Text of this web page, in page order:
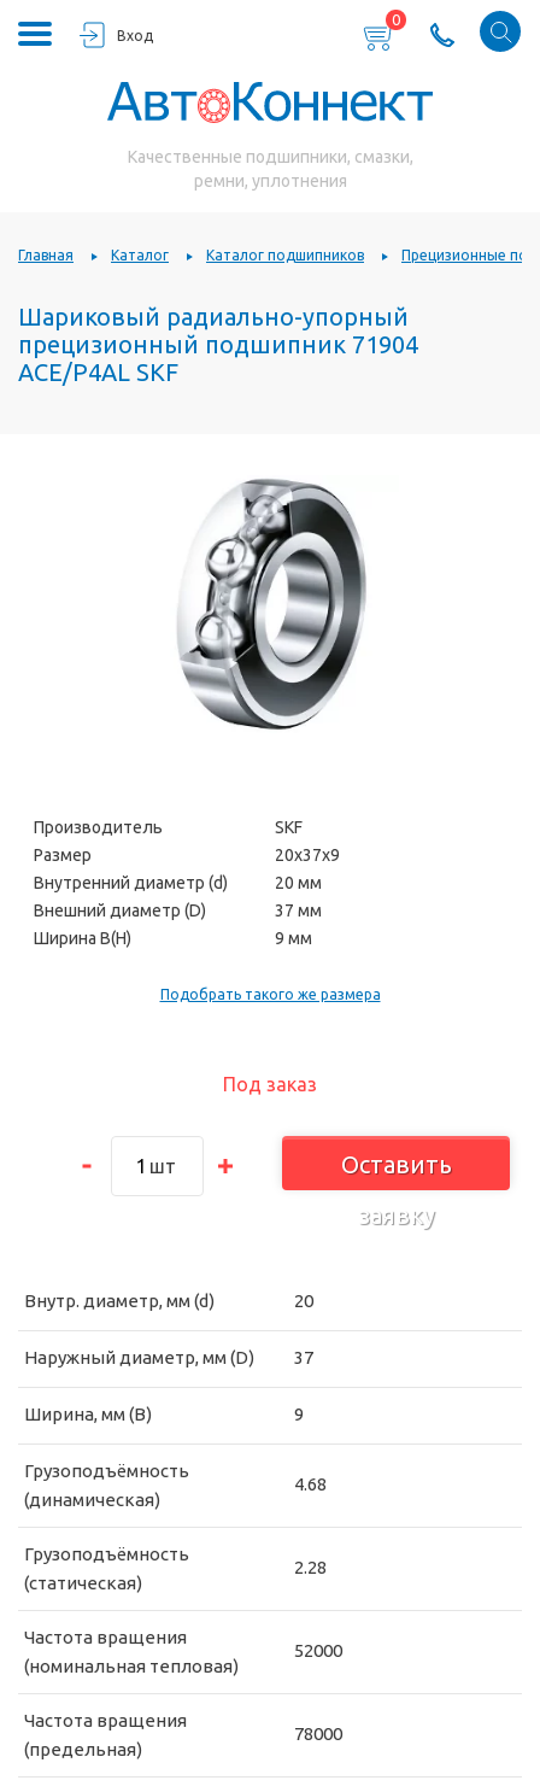
Вход
0
Качественные подшипники, смазки,
ремни, уплотнения
Главная Каталог Каталог подшипников Прецизионные
Шариковый радиально-упорный
прецизионный подшипник 71904
ACE/P4AL SKF
Под заказ
шт
Оставить
заявку
Производитель
SKF
Размер
20х37х9
Внутренний диаметр (d)
20 мм
Внешний диаметр (D)
37 мм
Ширина В(H)
9 мм
Подобрать такого же размера
Внутр. диаметр, мм (d) 20
Наружный диаметр, мм (D) 37
Ширина, мм (B) 9
Грузоподъёмность
(динамическая)
4.68
Грузоподъёмность
(статическая)
2.28
Частота вращения
(номинальная тепловая)
52000
Частота вращения
(предельная)
78000